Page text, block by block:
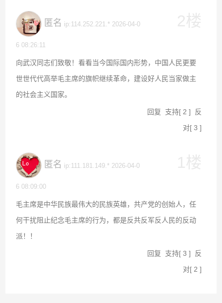
匿名 ip:114.252.221.* 2026-04-0
6 08:26:11
向武汉同志们致敬！看看当今国际国内形势，中国人民更要
世世代代高举毛主席的旗帜继续革命，建设好人民当家做主
的社会主义国家。
回复 支持[ 2]
反
对[ 3]
匿名 ip:111.181.149.* 2026-04-0
6 08:09:00
毛主席是中华民族最伟大的民族英雄，共产党的创始人，任
何干扰阻止纪念毛主席的行为，都是反共反军反人民的反动
派！！
回复 支持[ 3]
反
对[ 2]